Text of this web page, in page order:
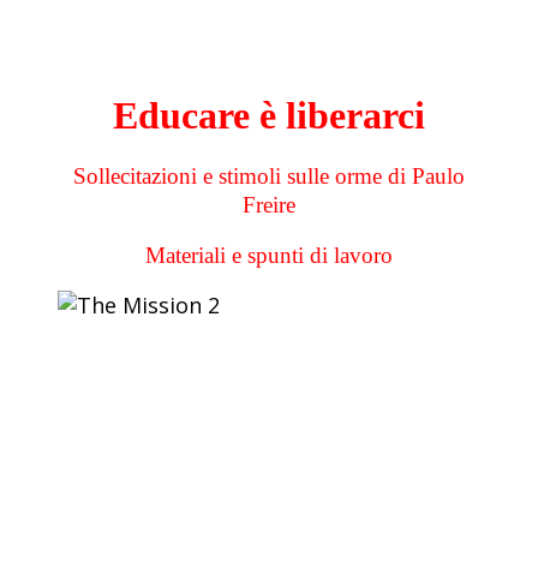
Educare è liberarci
Sollecitazioni e stimoli sulle orme di Paulo
Freire
Materiali e spunti di lavoro